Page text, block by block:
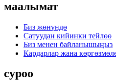
маалымат
Биз жөнүндө
Сатуудан кийинки тейлөө
Биз менен байланышыңыз
Кардарлар жана
суроо